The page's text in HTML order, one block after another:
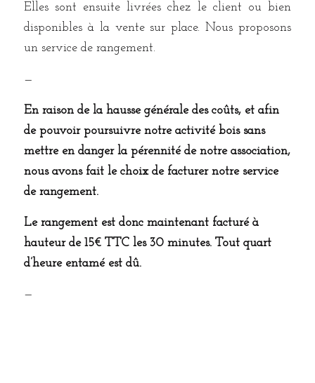
Elles sont ensuite livrées chez le client ou bien
disponibles à la vente sur place. Nous proposons
un service de rangement.
—
En raison de la hausse générale des coûts, et afin
de pouvoir poursuivre notre activité bois sans
mettre en danger la pérennité de notre association,
nous avons fait le choix de facturer notre service
de rangement.
Le rangement est donc maintenant facturé à
hauteur de 15€ TTC les 30 minutes. Tout quart
d’heure entamé est dû.
—